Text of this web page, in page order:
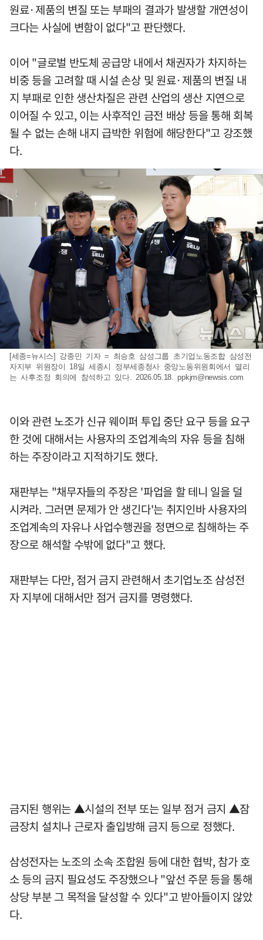
원료·제품의 변질 또는 부패의 결과가 발생할 개연성이
크다는 사실에 변함이 없다"고 판단했다.
이어 "글로벌 반도체 공급망 내에서 채권자가 차지하는
비중 등을 고려할 때 시설 손상 및 원료·제품의 변질 내
지 부패로 인한 생산차질은 관련 산업의 생산 지연으로
이어질 수 있고, 이는 사후적인 금전 배상 등을 통해 회복
될 수 없는 손해 내지 급박한 위험에 해당한다"고 강조했
다.
[세종=뉴시스] 강종민 기자 = 최승호 삼성그룹 초기업노동조합 삼성전
자지부 위원장이 18일 세종시 정부세종청사 중앙노동위원회에서 열리
는 사후조정 회의에 참석하고 있다. 2026.05.18.ppkjm@newsis.com
이와 관련 노조가 신규 웨이퍼 투입 중단 요구 등을 요구
한 것에 대해서는 사용자의 조업계속의 자유 등을 침해
하는 주장이라고 지적하기도 했다.
재판부는 "채무자들의 주장은 '파업을 할 테니 일을 덜
시켜라. 그러면 문제가 안 생긴다'는 취지인바 사용자의
조업계속의 자유나 사업수행권을 정면으로 침해하는 주
장으로 해석할 수밖에 없다"고 했다.
재판부는 다만, 점거 금지 관련해서 초기업노조 삼성전
자 지부에 대해서만 점거 금지를 명령했다.
금지된 행위는 ▲시설의 전부 또는 일부 점거 금지 ▲잠
금장치 설치나 근로자 출입방해 금지 등으로 정했다.
삼성전자는 노조의 소속 조합원 등에 대한 협박, 참가 호
소 등의 금지 필요성도 주장했으나 "앞선 주문 등을 통해
상당 부분 그 목적을 달성할 수 있다"고 받아들이지 않았
다.